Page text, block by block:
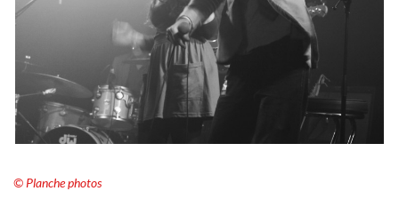
© Planche photos